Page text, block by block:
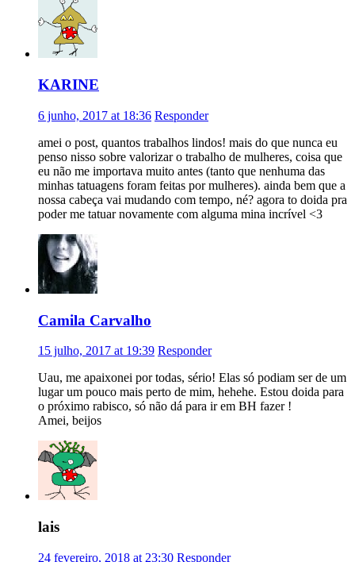
KARINE
6 junho, 2017 at 18:36 Responder
amei o post, quantos trabalhos lindos! mais do que nunca eu
penso nisso sobre valorizar o trabalho de mulheres, coisa que
eu não me importava muito antes (tanto que nenhuma das
minhas tatuagens foram feitas por mulheres). ainda bem que a
nossa cabeça vai mudando com tempo, né? agora to doida pra
poder me tatuar novamente com alguma mina incrível <3
Camila Carvalho
15 julho, 2017 at 19:39 Responder
Uau, me apaixonei por todas, sério! Elas só podiam ser de um
lugar um pouco mais perto de mim, hehehe. Estou doida para
o próximo rabisco, só não dá para ir em BH fazer !
Amei, beijos
lais
24 fevereiro, 2018 at 23:30 Responder